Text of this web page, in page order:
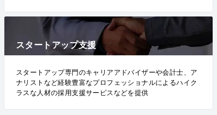
スタートアップ支援
スタートアップ専門のキャリアアドバイザーや会計士、ア
ナリストなど経験豊富なプロフェッショナルによるハイク
ラスな人材の採用支援サービスなどを提供